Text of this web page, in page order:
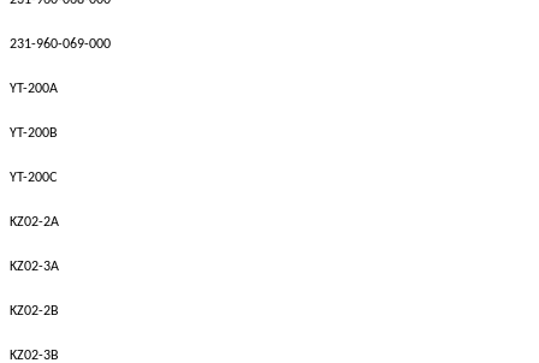
231-960-069-000
YT-200A
YT-200B
YT-200C
KZ02-2A
KZ02-3A
KZ02-2B
KZ02-3B